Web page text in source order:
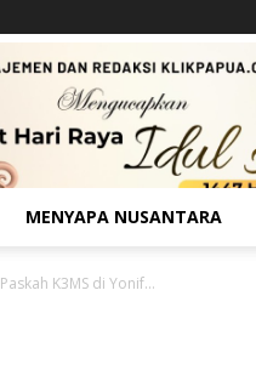
MENYAPA NUSANTARA
K3MS di Yonif...